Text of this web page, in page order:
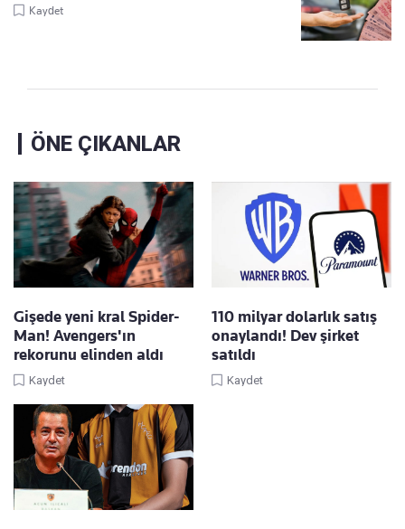
Kaydet
ÖNE ÇIKANLAR
Gişede yeni kral Spider-
Man! Avengers'ın
rekorunu elinden aldı
Kaydet
110 milyar dolarlık satış
onaylandı! Dev şirket
satıldı
Kaydet